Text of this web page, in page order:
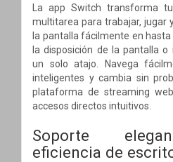
La app Switch transforma
multitarea para trabajar, jugar
la pantalla fácilmente en
la disposición de la pantalla o
un solo atajo. Navega
inteligentes y cambia sin
plataforma de streaming
accesos directos intuitivos.
Soporte
eficiencia de